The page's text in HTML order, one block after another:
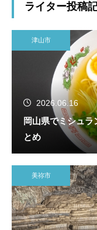
ライター投稿
津山市
2026.06.16
岡山県でミシュラ
とめ
美祢市